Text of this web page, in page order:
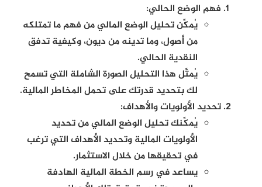
فهم الوضع الحالي:
يُمكِّن تحليل الوضع المالي من فهم ما تمتلكه
من أصول، وما تدينه من ديون، وكيفية تدفق
النقدية الحالي.
يُمثِّل هذا التحليل الصورة الشاملة التي تسمح
لك بتحديد قدرتك على تحمل المخاطر المالية.
تحديد الأولويات والأهداف:
يُمكِّنك تحليل الوضع المالي من تحديد
الأولويات المالية وتحديد الأهداف التي ترغب
في تحقيقها من خلال الاستثمار.
يساعد في رسم الخطة المالية الهادفة